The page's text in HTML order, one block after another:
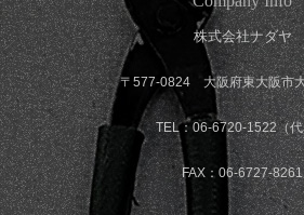
株式会社ナダヤ
〒577-0824 大阪府東大阪市
TEL：06-6720-1522（
FAX：06-6727-8261